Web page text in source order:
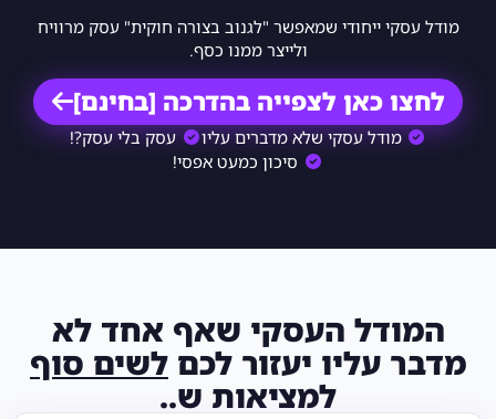
מודל עסקי ייחודי שמאפשר "לגנוב בצורה חוקית" עסק מרוויח
ולייצר ממנו כסף.
לחצו כאן לצפייה בהדרכה [בחינם]
מודל עסקי שלא מדברים עליו
עסק בלי עסק?!
סיכון כמעט אפסי!
המודל העסקי שאף אחד לא
מדבר עליו יעזור לכם לשים סוף
למציאות ש..